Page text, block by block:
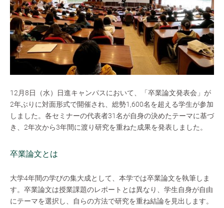
12月8日（水）日進キャンパスにおいて、「卒業論文発表会」が
2年ぶりに対面形式で開催され、総勢1,600名を超える学生が参加
しました。各セミナーの代表者31名が自身の決めたテーマに基づ
き、2年次から3年間に渡り研究を重ねた成果を発表しました。
卒業論文とは
大学4年間の学びの集大成として、本学では卒業論文を執筆しま
す。卒業論文は授業課題のレポートとは異なり、学生自身が自由
にテーマを選択し、自らの方法で研究を重ね結論を見出します。